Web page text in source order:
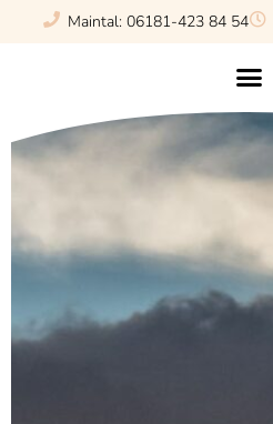
Maintal: 06181-423 84 54